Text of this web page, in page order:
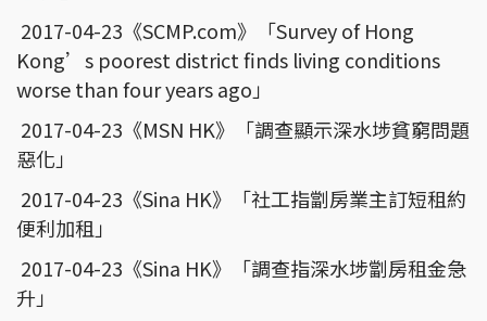
2017-04-23《SCMP.com》「Survey of Hong
Kong’s poorest district finds living conditions
worse than four years ago」
2017-04-23《MSN HK》「調查顯示深水埗貧窮問題
惡化」
2017-04-23《Sina HK》「社工指劏房業主訂短租約
便利加租」
2017-04-23《Sina HK》「調查指深水埗劏房租金急
升」